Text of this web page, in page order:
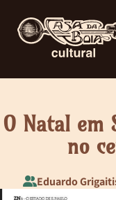
O Natal em
no
Eduardo